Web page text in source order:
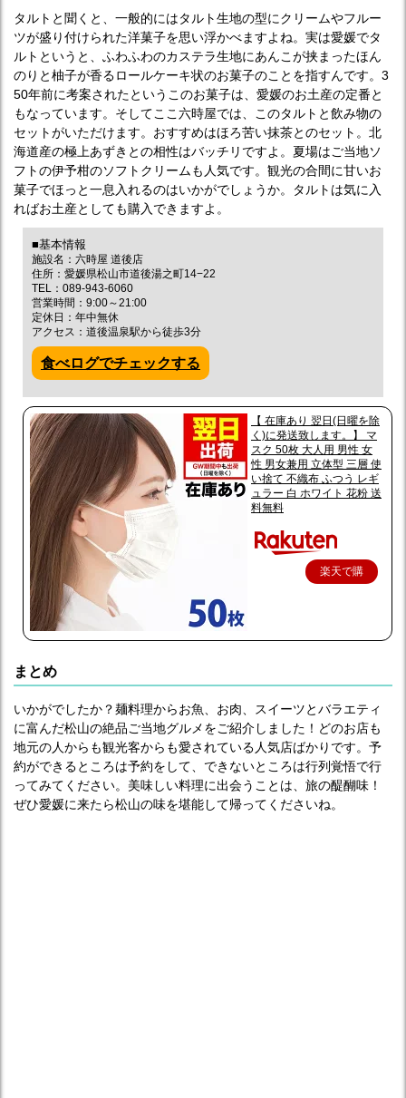
タルトと聞くと、一般的にはタルト生地の型にクリームやフルー
ツが盛り付けられた洋菓子を思い浮かべますよね。実は愛媛でタ
ルトというと、ふわふわのカステラ生地にあんこが挟まったほん
のりと柚子が香るロールケーキ状のお菓子のことを指すんです。3
50年前に考案されたというこのお菓子は、愛媛のお土産の定番と
もなっています。そしてここ六時屋では、このタルトと飲み物の
セットがいただけます。おすすめはほろ苦い抹茶とのセット。北
海道産の極上あずきとの相性はバッチリですよ。夏場はご当地ソ
フトの伊予柑のソフトクリームも人気です。観光の合間に甘いお
菓子でほっと一息入れるのはいかがでしょうか。タルトは気に入
ればお土産としても購入できますよ。
■基本情報
施設名：六時屋 道後店
住所：愛媛県松山市道後湯之町14−22
TEL：089-943-6060
営業時間：9:00～21:00
定休日：年中無休
アクセス：道後温泉駅から徒歩3分
食べログでチェックする
【 在庫あり 翌日(日曜を除
く)に発送致します。】 マ
スク 50枚 大人用 男性 女
性 男女兼用 立体型 三層 使
い捨て 不織布 ふつう レギ
ュラー 白 ホワイト 花粉 送
料無料
楽天で購
まとめ
いかがでしたか？麺料理からお魚、お肉、スイーツとバラエティ
に富んだ松山の絶品ご当地グルメをご紹介しました！どのお店も
地元の人からも観光客からも愛されている人気店ばかりです。予
約ができるところは予約をして、できないところは行列覚悟で行
ってみてください。美味しい料理に出会うことは、旅の醍醐味！
ぜひ愛媛に来たら松山の味を堪能して帰ってくださいね。